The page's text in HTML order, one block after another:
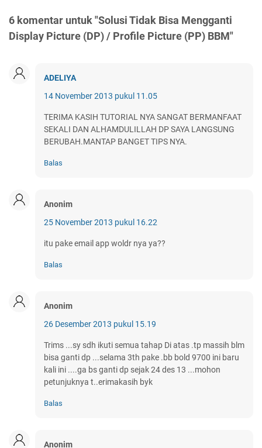
6 komentar untuk "Solusi Tidak Bisa Mengganti
Display Picture (DP) / Profile Picture (PP) BBM"
ADELIYA
14 November 2013 pukul 11.05
TERIMA KASIH TUTORIAL NYA SANGAT BERMANFAAT
SEKALI DAN ALHAMDULILLAH DP SAYA LANGSUNG
BERUBAH.MANTAP BANGET TIPS NYA.
Balas
Anonim
25 November 2013 pukul 16.22
itu pake email app woldr nya ya??
Balas
Anonim
26 Desember 2013 pukul 15.19
Trims ...sy sdh ikuti semua tahap Di atas .tp massih blm
bisa ganti dp ...selama 3th pake .bb bold 9700 ini baru
kali ini ....ga bs ganti dp sejak 24 des 13 ...mohon
petunjuknya t..erimakasih byk
Balas
Anonim